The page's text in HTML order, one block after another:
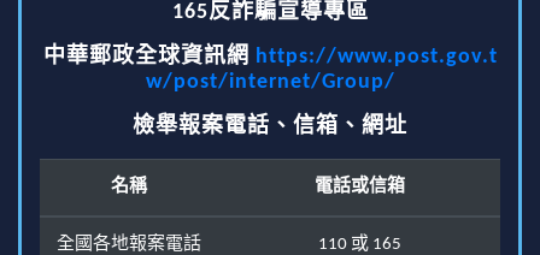
165反詐騙宣導專區
中華郵政全球資訊網 https://www.post.gov.t
w/post/internet/Group/
檢舉報案電話、信箱、網址
名稱 電話或信箱
全國各地報案電話 110 或 165